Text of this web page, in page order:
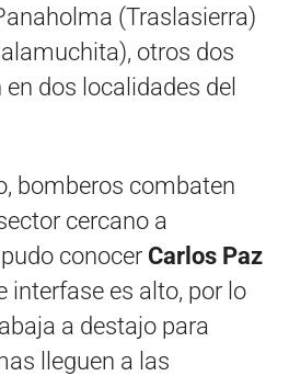
(Traslasierra)
otros dos
dos localidades del
bomberos combaten
cercano a
conocer Carlos Paz
interfase es alto, por lo
a destajo para
lleguen a las